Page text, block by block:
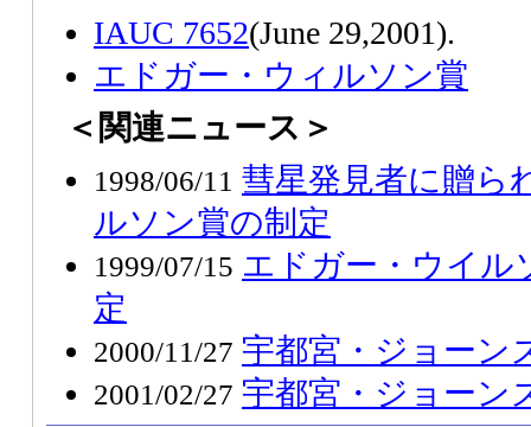
IAUC 7652(June 29,2001).
エドガー・ウィルソン賞
＜関連ニュース＞
1998/06/11 彗星発見者に贈ら
ルソン賞の制定
1999/07/15 エドガー・ウイル
定
2000/11/27 宇都宮・ジョーン
2001/02/27 宇都宮・ジョーン